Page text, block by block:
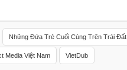
Những Đứa Trẻ Cuối Cùng Trên Trái Đất
Media Việt Nam VietDub